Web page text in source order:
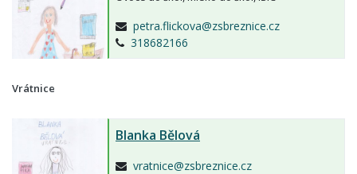
petra.flickova@zsbreznice.cz
318682166
Vrátnice
Blanka Bělová
vratnice@zsbreznice.cz